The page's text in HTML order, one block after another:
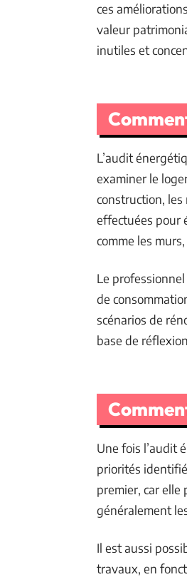
ces
valeur
inutiles et
L’audit
examiner le
construction,
effectuées pour
comme les
Le
de
scénarios de
base de
Une fois l’audit
priorités
premier, car
généralement
Il est aussi
travaux, en